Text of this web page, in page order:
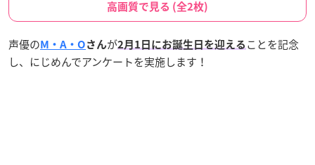
高画質で見る (全2枚)
声優のM・A・O さんが2月1日にお誕生日を迎える ことを記念
し、にじめんでアンケートを実施します！